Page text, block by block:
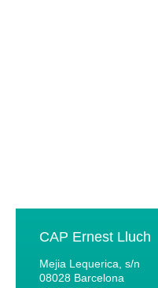
CAP Ernest Lluch
Mejia Lequerica, s/n
08028 Barcelona